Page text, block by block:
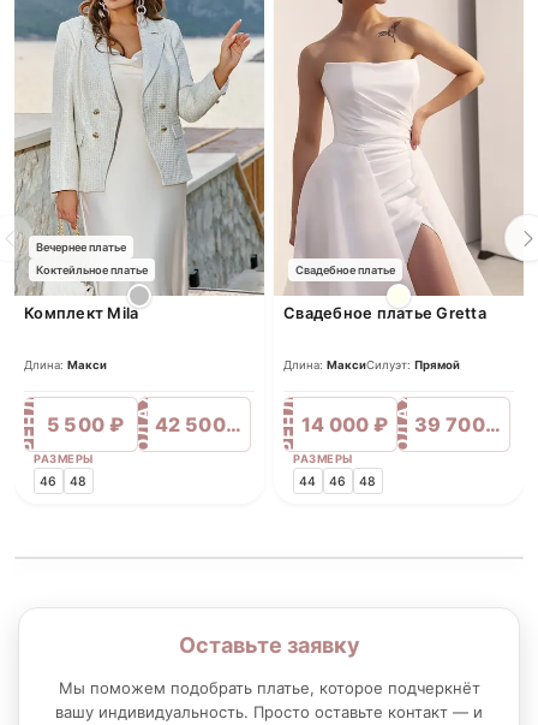
Вечернее платье
Коктейльное платье
Комплект Mila
Длина: Макси
АРЕНДА 5 500 ₽ ПРОДАЖА 42 500 ₽
РАЗМЕРЫ
46 48
Свадебное платье
Свадебное платье Gretta
Длина: МаксиСилуэт: Прямой
АРЕНДА14 000 ₽ПРОДАЖА 39 700 ₽
РАЗМЕРЫ
44 46 48
Оставьте заявку
Мы поможем подобрать платье, которое подчеркнёт
вашу индивидуальность. Просто оставьте контакт — и